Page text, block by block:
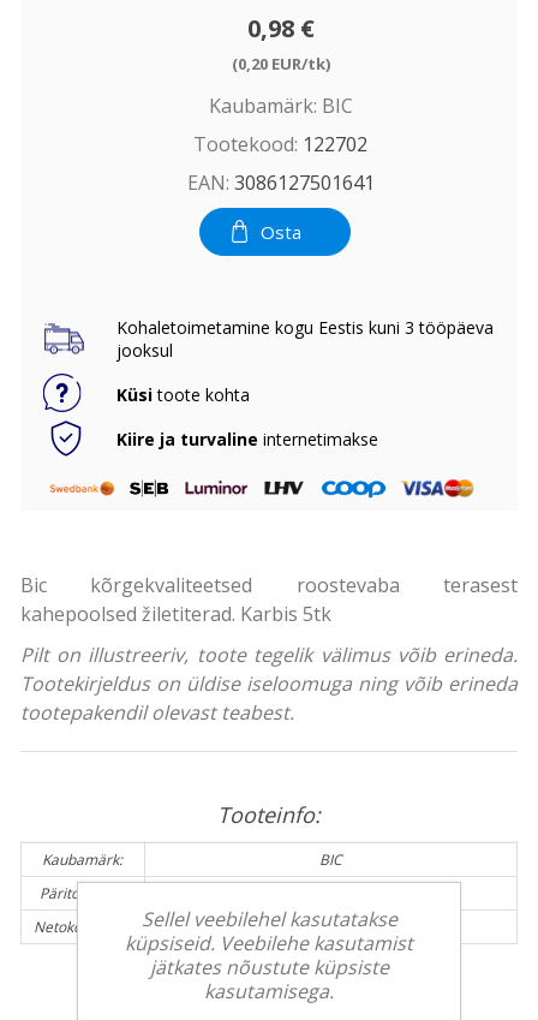
0,98 €
(0,20 EUR/tk)
Kaubamärk: BIC
Tootekood: 122702
EAN: 3086127501641
Osta
Kohaletoimetamine kogu Eestis kuni 3 tööpäeva
jooksul
Küsitoote kohta
Kiire ja turvaline internetimakse
Bic kõrgekvaliteetsed roostevaba terasest
kahepoolsed žiletiterad. Karbis 5tk
Pilt on illustreeriv, toote tegelik välimus võib erineda.
Tootekirjeldus on üldise iseloomuga ning võib erineda
tootepakendil olevast teabest.
Tooteinfo:
Kaubamärk:
BIC
Päritolumaa:
Netokogus (g):
4 g
Sellel veebilehel kasutatakse
küpsiseid. Veebilehe kasutamist
jätkates nõustute küpsiste
kasutamisega.